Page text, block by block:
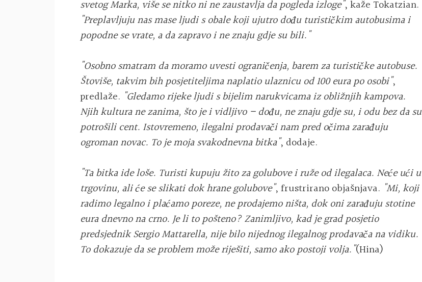
svetog Marka, više se nitko ni ne zaustavlja da pogleda izloge", kaže Tokatzian.
"Preplavljuju nas mase ljudi s obale koji ujutro dođu turističkim autobusima i
popodne se vrate, a da zapravo i ne znaju gdje su bili."
"Osobno smatram da moramo uvesti ograničenja, barem za turističke autobuse.
Štoviše, takvim bih posjetiteljima naplatio ulaznicu od 100 eura po osobi",
predlaže. "Gledamo rijeke ljudi s bijelim narukvicama iz obližnjih kampova.
Njih kultura ne zanima, što je i vidljivo – dođu, ne znaju gdje su, i odu bez da su
potrošili cent. Istovremeno, ilegalni prodavači nam pred očima zarađuju
ogroman novac. To je moja svakodnevna bitka", dodaje.
"Ta bitka ide loše. Turisti kupuju žito za golubove i ruže od ilegalaca. Neće ući u
trgovinu, ali će se slikati dok hrane golubove", frustrirano objašnjava. "Mi, koji
radimo legalno i plaćamo poreze, ne prodajemo ništa, dok oni zarađuju stotine
eura dnevno na crno. Je li to pošteno? Zanimljivo, kad je grad posjetio
predsjednik Sergio Mattarella, nije bilo nijednog ilegalnog prodavača na vidiku.
To dokazuje da se problem može riješiti, samo ako postoji volja."(Hina)